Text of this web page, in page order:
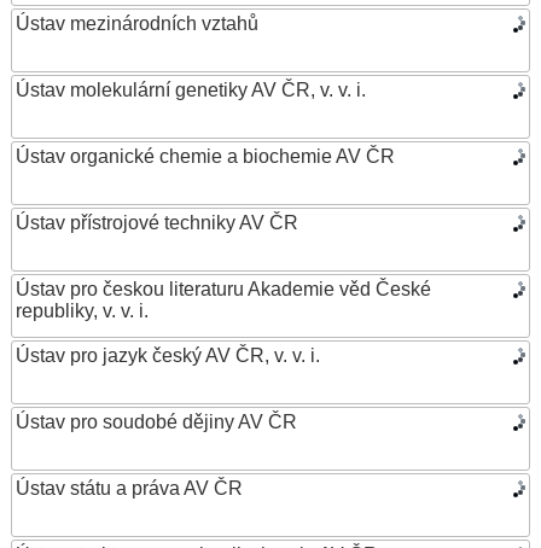
Ústav mezinárodních vztahů
Ústav molekulární genetiky AV ČR, v. v. i.
Ústav organické chemie a biochemie AV ČR
Ústav přístrojové techniky AV ČR
Ústav pro českou literaturu Akademie věd České
republiky, v. v. i.
Ústav pro jazyk český AV ČR, v. v. i.
Ústav pro soudobé dějiny AV ČR
Ústav státu a práva AV ČR